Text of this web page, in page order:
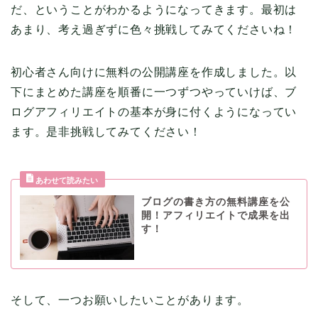
だ、ということがわかるようになってきます。最初は
あまり、考え過ぎずに色々挑戦してみてくださいね！
初心者さん向けに無料の公開講座を作成しました。以
下にまとめた講座を順番に一つずつやっていけば、ブ
ログアフィリエイトの基本が身に付くようになってい
ます。是非挑戦してみてください！
ブログの書き方の無料講座を公
開！アフィリエイトで成果を出
す！
そして、一つお願いしたいことがあります。